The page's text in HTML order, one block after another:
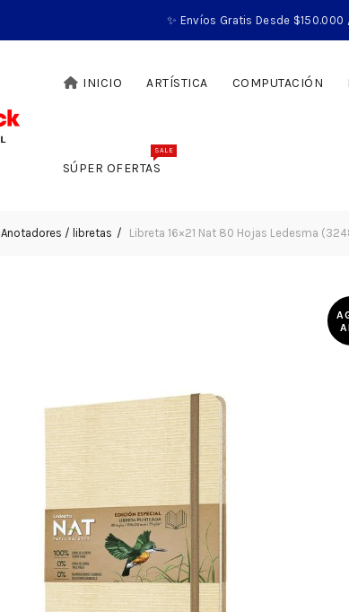
✨ Envíos Gratis Desde
INICIO ARTÍSTICA COMPUTACIÓN
SÚPER OFERTAS
SALE
Anotadores / libretas Libreta 16×21 Nat 80 Hojas Ledesma